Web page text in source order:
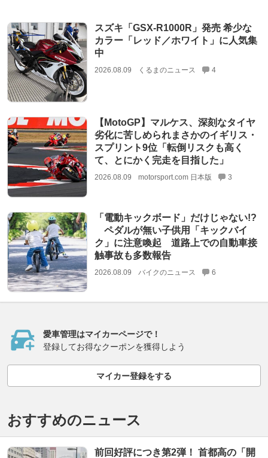
スズキ「GSX-R1000R」発売 希少な
カラー「レッド／ホワイト」に人気集
中
2026.08.09 くるまのニュース 4
【MotoGP】マルケス、深刻なタイヤ
劣化に苦しめられまさかのイギリス・
スプリント9位「転倒リスクも高く
て、とにかく完走を目指した」
2026.08.09 motorsport.com 日本版 3
「電動キックボード」だけじゃない!?
ペダルが無い子供用「キックバイ
ク」に注意喚起 道路上での自動車接
触事故も多数報告
2026.08.09 バイクのニュース 6
愛車管理はマイカーページで！
登録してお得なクーポンを獲得しよう
マイカー登録をする
おすすめのニュース
前回好評につき第2弾！ 首都高の「開